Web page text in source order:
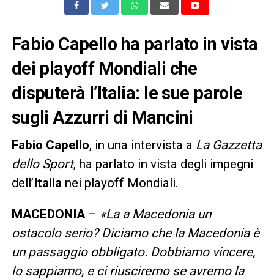
Fabio Capello ha parlato in vista
dei playoff Mondiali che
disputerà l’Italia: le sue parole
sugli Azzurri di Mancini
Fabio Capello, in una intervista a La Gazzetta
dello Sport, ha parlato in vista degli impegni
dell’Italia nei playoff Mondiali.
MACEDONIA– «La a Macedonia un
ostacolo serio? Diciamo che la Macedonia è
un passaggio obbligato. Dobbiamo vincere,
lo sappiamo, e ci riusciremo se avremo la